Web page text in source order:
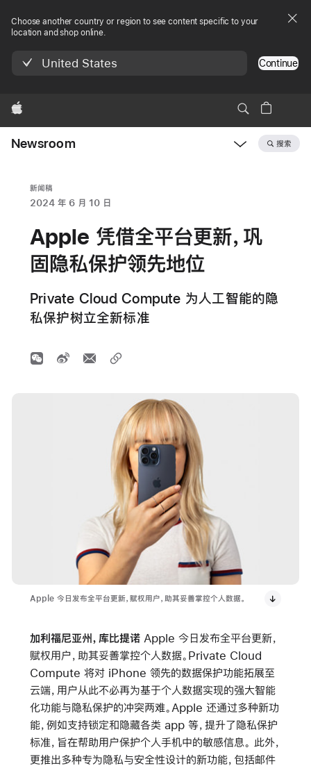
Choose another country or region to see content specific to your
location and shop online.
United States Continue
Apple
Newsroom 搜索
新闻稿
2024 年 6 月 10 日
Apple 凭借全平台更新，巩
固隐私保护领先地位
Private Cloud Compute 为人工智能的隐
私保护树立全新标准
Apple 今日发布全平台更新，赋权用户，助其妥善掌控个人数据。
加利福尼亚州，库比提诺 Apple 今日发布全平台更新，
赋权用户，助其妥善掌控个人数据。Private Cloud
Compute 将对 iPhone 领先的数据保护功能拓展至
云端，用户从此不必再为基于个人数据实现的强大智能
化功能与隐私保护的冲突两难。Apple 还通过多种新功
能，例如支持锁定和隐藏各类 app 等，提升了隐私保护
标准，旨在帮助用户保护个人手机中的敏感信息。 此外，
更推出多种专为隐私与安全性设计的新功能，包括邮件